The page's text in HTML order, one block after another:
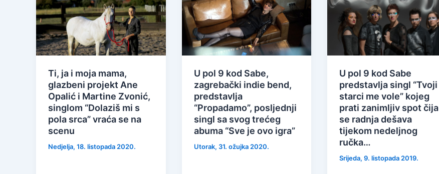
Ti, ja i moja mama,
glazbeni projekt Ane
Opalić i Martine Zvonić,
singlom “Dolaziš mi s
pola srca” vraća se na
scenu
Nedjelja, 18. listopada 2020.
U pol 9 kod Sabe,
zagrebački indie bend,
predstavlja
“Propadamo”, posljednji
singl sa svog trećeg
abuma “Sve je ovo igra”
Utorak, 31. ožujka 2020.
U pol 9 kod Sabe
predstavlja singl “Tvoji
starci me vole” kojeg
prati zanimljiv spot čija
se radnja dešava
tijekom nedeljnog
ručka…
Srijeda, 9. listopada 2019.